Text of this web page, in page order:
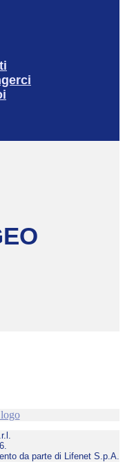
da parte di Lifenet S.p.A.